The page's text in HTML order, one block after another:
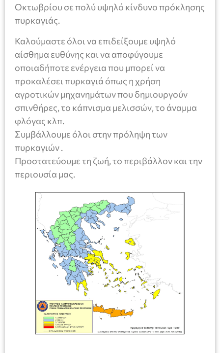
Οκτωβρίου σε πολύ υψηλό κίνδυνο πρόκλησης
πυρκαγιάς.
Καλούμαστε όλοι να επιδείξουμε υψηλό
αίσθημα ευθύνης και να αποφύγουμε
οποιαδήποτε ενέργεια που μπορεί να
προκαλέσει πυρκαγιά όπως η χρήση
αγροτικών μηχανημάτων που δημιουργούν
σπινθήρες, το κάπνισμα μελισσών, το άναμμα
φλόγας κλπ.
Συμβάλλουμε όλοι στην πρόληψη των
πυρκαγιών .
Προστατεύουμε τη ζωή, το περιβάλλον και την
περιουσία μας.